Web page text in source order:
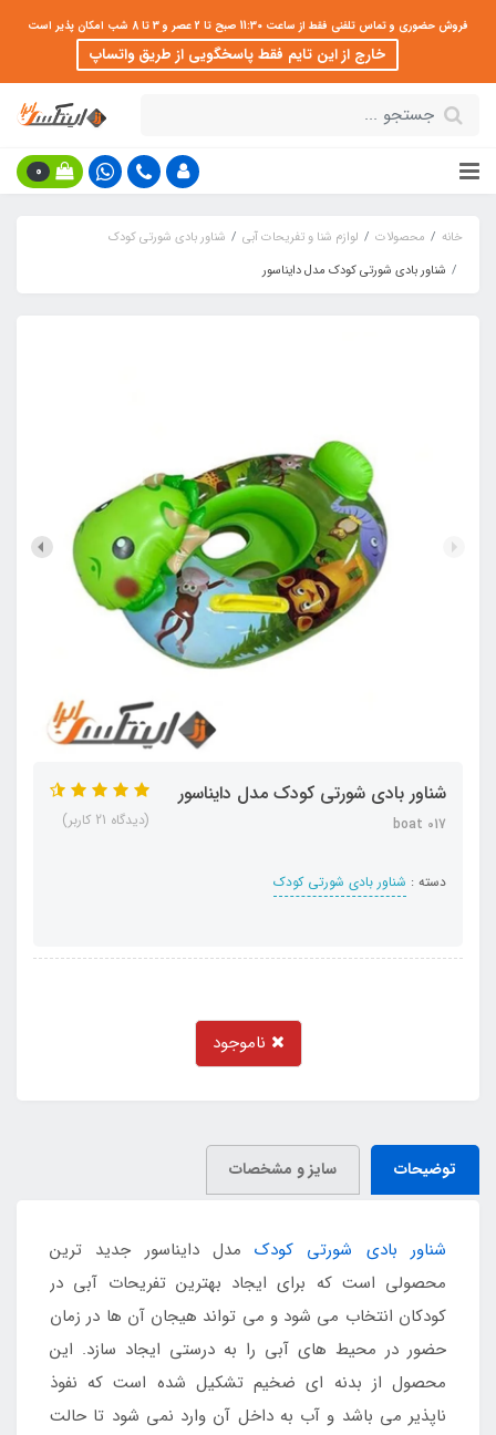
فروش حضوری و تماس تلفنی فقط از ساعت 11:30 صبح تا 2 عصر و 3 تا 8 شب امکان پذیر است
خارج از این تایم فقط پاسخگویی از طریق واتساپ
0
خانه محصولات لوازم شنا و تفریحات آبی
شناور بادی شورتی کودک
شناور بادی شورتی کودک مدل دایناسور
شناور بادی شورتی کودک مدل دایناسور
boat 017
دسته : شناور بادی شورتی کودک
(دیدگاه 21 کاربر)
ناموجود
توضیحات سایز و مشخصات
شناور بادی شورتی کودکمدل دایناسور جدید ترین
محصولی است که برای ایجاد بهترین تفریحات آبی در
کودکان انتخاب می شود و می تواند هیجان آن ها در زمان
حضور در محیط های آبی را به درستی ایجاد سازد. این
محصول از بدنه ای ضخیم تشکیل شده است که نفوذ
ناپذیر می باشد و آب به داخل آن وارد نمی شود تا حالت